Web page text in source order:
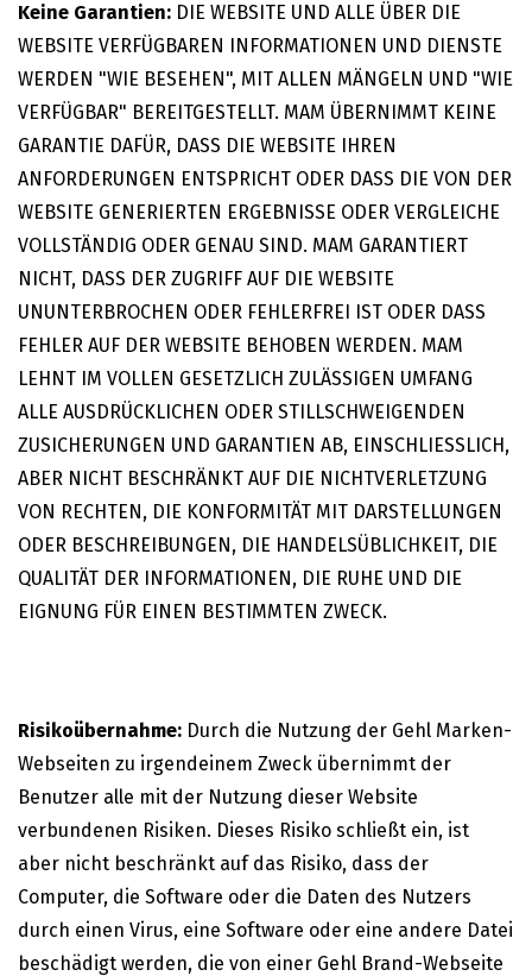
Keine Garantien: DIE WEBSITE UND ALLE ÜBER DIE
WEBSITE VERFÜGBAREN INFORMATIONEN UND DIENSTE
WERDEN "WIE BESEHEN", MIT ALLEN MÄNGELN UND "WIE
VERFÜGBAR" BEREITGESTELLT. MAM ÜBERNIMMT KEINE
GARANTIE DAFÜR, DASS DIE WEBSITE IHREN
ANFORDERUNGEN ENTSPRICHT ODER DASS DIE VON DER
WEBSITE GENERIERTEN ERGEBNISSE ODER VERGLEICHE
VOLLSTÄNDIG ODER GENAU SIND. MAM GARANTIERT
NICHT, DASS DER ZUGRIFF AUF DIE WEBSITE
UNUNTERBROCHEN ODER FEHLERFREI IST ODER DASS
FEHLER AUF DER WEBSITE BEHOBEN WERDEN. MAM
LEHNT IM VOLLEN GESETZLICH ZULÄSSIGEN UMFANG
ALLE AUSDRÜCKLICHEN ODER STILLSCHWEIGENDEN
ZUSICHERUNGEN UND GARANTIEN AB, EINSCHLIESSLICH,
ABER NICHT BESCHRÄNKT AUF DIE NICHTVERLETZUNG
VON RECHTEN, DIE KONFORMITÄT MIT DARSTELLUNGEN
ODER BESCHREIBUNGEN, DIE HANDELSÜBLICHKEIT, DIE
QUALITÄT DER INFORMATIONEN, DIE RUHE UND DIE
EIGNUNG FÜR EINEN BESTIMMTEN ZWECK.
Risikoübernahme: Durch die Nutzung der Gehl Marken-
Webseiten zu irgendeinem Zweck übernimmt der
Benutzer alle mit der Nutzung dieser Website
verbundenen Risiken. Dieses Risiko schließt ein, ist
aber nicht beschränkt auf das Risiko, dass der
Computer, die Software oder die Daten des Nutzers
durch einen Virus, eine Software oder eine andere Datei
beschädigt werden, die von einer Gehl Brand-Webseite